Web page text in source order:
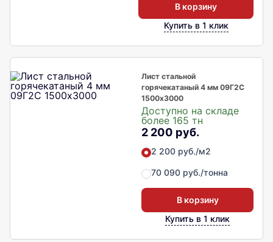
В корзину
Купить в 1 клик
Лист стальной
горячекатаный 4 мм 09Г2С
1500х3000
Доступно на складе
более 165 тн
2 200 руб.
2 200 руб./м2
70 090 руб./тонна
В корзину
Купить в 1 клик